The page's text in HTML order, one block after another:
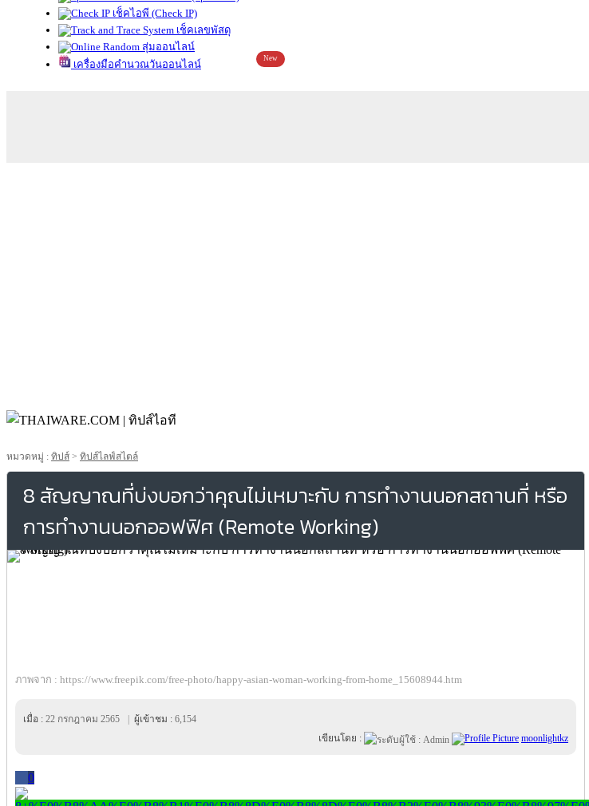
เช็คไอพี (Check IP)
เช็คเลขพัสดุ
สุ่มออนไลน์
เครื่องมือคำนวณวันออนไลน์
New
หมวดหมู่ : ทิปส์ > ทิปส์ไลฟ์สไตล์
8 สัญญาณที่บ่งบอกว่าคุณไม่เหมาะกับ การทํางานนอกสถานที่ หรือ
การทำงานนอกออฟฟิศ (Remote Working)
ภาพจาก : https://www.freepik.com/free-photo/happy-asian-woman-working-from-home_15608944.htm
เมื่อ : 22 กรกฎาคม 2565 ผู้เข้าชม : 6,154
เขียนโดย :
moonlightkz
0